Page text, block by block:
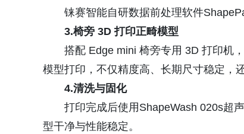
铼赛智能自研数据前处理软件
3.椅旁 3D 打印正畸模型
搭配 Edge mini 椅旁专用 3D 打印机
模型打印，不仅精度高、长期尺寸稳定，
4.清洗与固化
打印完成后使用ShapeWash 020s超
型干净与性能稳定。